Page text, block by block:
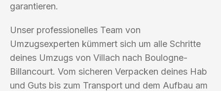
garantieren.
Unser professionelles Team von
Umzugsexperten kümmert sich um alle Schritte
deines Umzugs von Villach nach Boulogne-
Billancourt. Vom sicheren Verpacken deines Hab
und Guts bis zum Transport und dem Aufbau am